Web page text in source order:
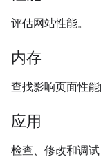
评估网站性能。
内存
查找影响页面性
应用
检查、修改和调